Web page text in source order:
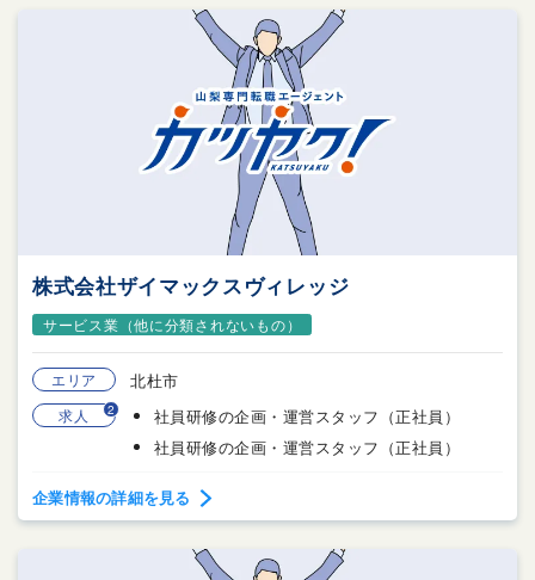
株式会社ザイマックスヴィレッジ
サービス業（他に分類されないもの）
エリア 北杜市
求人 2
社員研修の企画・運営スタッフ（正社員）
社員研修の企画・運営スタッフ（正社員）
企業情報の詳細を見る